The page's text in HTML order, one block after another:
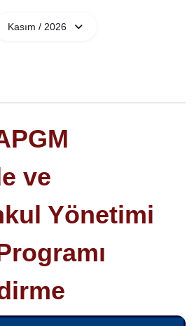
Kasım / 2026
ve
Yönetimi